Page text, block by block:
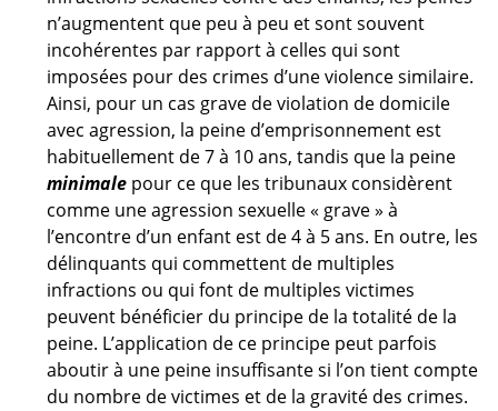
n’augmentent que peu à peu et sont souvent
incohérentes par rapport à celles qui sont
imposées pour des crimes d’une violence similaire.
Ainsi, pour un cas grave de violation de domicile
avec agression, la peine d’emprisonnement est
habituellement de 7 à 10 ans, tandis que la peine
minimalepour ce que les tribunaux considèrent
comme une agression sexuelle « grave » à
l’encontre d’un enfant est de 4 à 5 ans. En outre, les
délinquants qui commettent de multiples
infractions ou qui font de multiples victimes
peuvent bénéficier du principe de la totalité de la
peine. L’application de ce principe peut parfois
aboutir à une peine insuffisante si l’on tient compte
du nombre de victimes et de la gravité des crimes.